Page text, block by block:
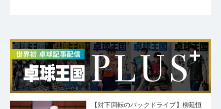
【対下回転のバックドライブ】柳延恒